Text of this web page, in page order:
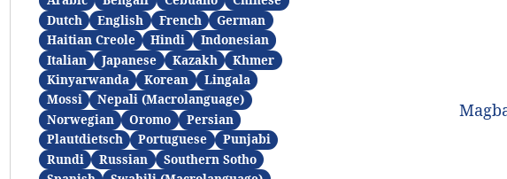
Dutch
English French
German
Haitian Creole
Hindi
Indonesian
Italian
Japanese Kazakh
Khmer
Kinyarwanda
Korean
Lingala
Mossi
Nepali (Macrolanguage)
Norwegian
Oromo
Persian
Plautdietsch
Portuguese
Punjabi
Rundi
Russian
Southern Sotho